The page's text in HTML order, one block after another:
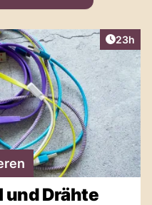
Artikel
23h
und Drähte